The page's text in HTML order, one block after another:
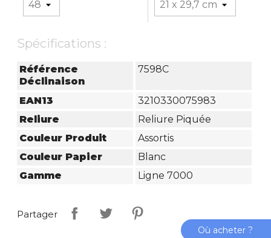
Spécifications :
Référence
Déclinaison
7598C
EAN13
3210330075983
Reliure
Reliure Piquée
Couleur Produit
Assortis
Couleur Papier
Blanc
Gamme
Ligne 7000
Partager
Où acheter ?